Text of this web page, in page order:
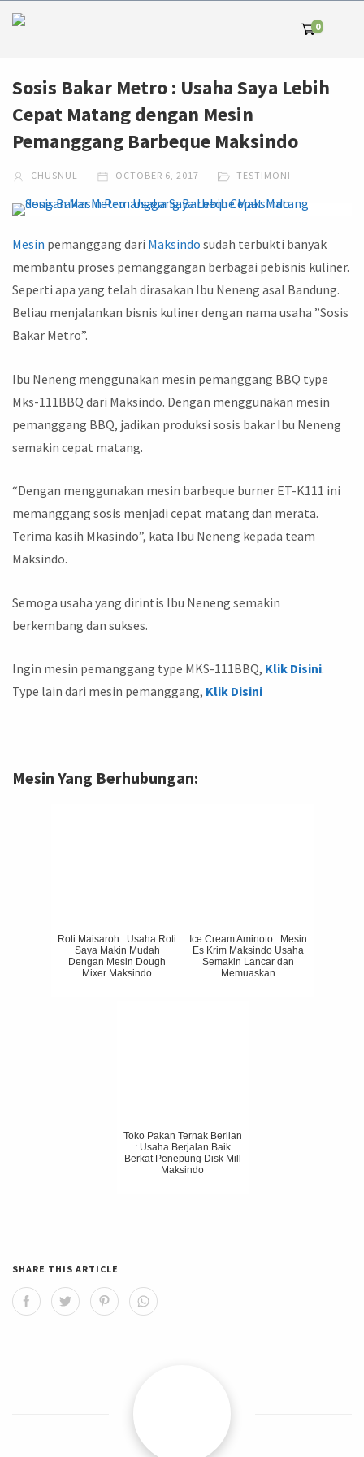
0
Sosis Bakar Metro : Usaha Saya Lebih
Cepat Matang dengan Mesin
Pemanggang Barbeque Maksindo
CHUSNUL OCTOBER 6, 2017 TESTIMONI
Mesin pemanggang dari Maksindo sudah terbukti banyak
membantu proses pemanggangan berbagai pebisnis kuliner.
Seperti apa yang telah dirasakan Ibu Neneng asal Bandung.
Beliau menjalankan bisnis kuliner dengan nama usaha ”Sosis
Bakar Metro”.
Ibu Neneng menggunakan mesin pemanggang BBQ type
Mks-111BBQ dari Maksindo. Dengan menggunakan mesin
pemanggang BBQ, jadikan produksi sosis bakar Ibu Neneng
semakin cepat matang.
“Dengan menggunakan mesin barbeque burner ET-K111 ini
memanggang sosis menjadi cepat matang dan merata.
Terima kasih Mkasindo”, kata Ibu Neneng kepada team
Maksindo.
Semoga usaha yang dirintis Ibu Neneng semakin
berkembang dan sukses.
Ingin mesin pemanggang type MKS-111BBQ, Klik Disini.
Type lain dari mesin pemanggang, Klik Disini
Mesin Yang Berhubungan:
Roti Maisaroh : Usaha Roti
Saya Makin Mudah
Dengan Mesin Dough
Mixer Maksindo
Ice Cream Aminoto : Mesin
Es Krim Maksindo Usaha
Semakin Lancar dan
Memuaskan
Toko Pakan Ternak Berlian
: Usaha Berjalan Baik
Berkat Penepung Disk Mill
Maksindo
SHARE THIS ARTICLE